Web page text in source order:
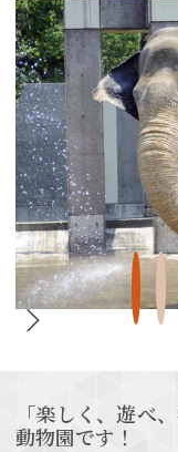
「楽しく、遊べ
動物園です！